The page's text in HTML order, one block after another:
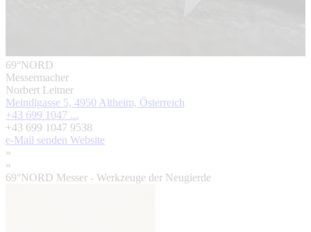
69°NORD
Messermacher
Norbert Leitner
Meindlgasse 5, 4950 Altheim, Österreich
+43 699 1047 ...
+43 699 1047 9538
e-Mail senden Website
»
«
69°NORD Messer - Werkzeuge der Neugierde